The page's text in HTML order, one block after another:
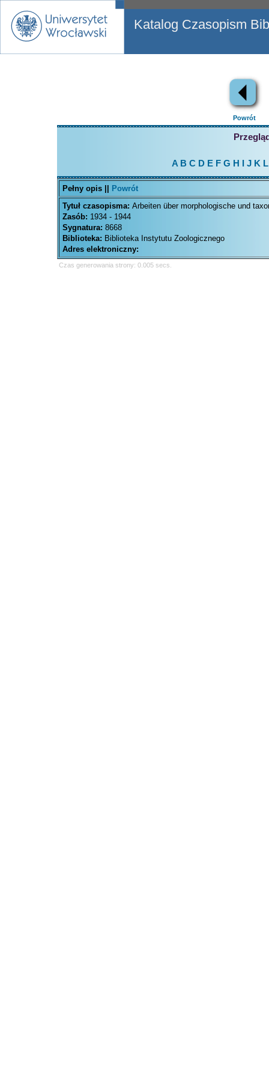
Katalog Czasopism
Powrót
A B C D EFG H J K L
Pełny opis ||
Powrót
Tytuł czasopisma: Arbeiten über morphologische und
Zasób: 1934 - 1944
Sygnatura: 8668
Biblioteka: Biblioteka Instytutu Zoologicznego
Adres elektroniczny:
Czas generowania strony: 0.005 secs.